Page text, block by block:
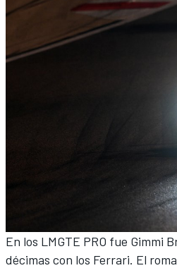
En los LMGTE PRO fue Gimmi
décimas con los Ferrari. El